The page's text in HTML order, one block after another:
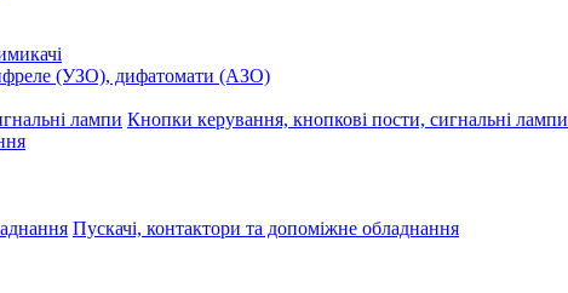
(УЗО), дифатомати (АЗО)
Кнопки керування, кнопкові пости, сигнальні лампи
Пускачі, контактори та допоміжне обладнання